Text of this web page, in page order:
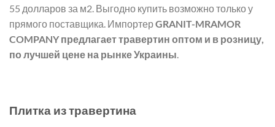
55 долларов за м2. Выгодно купить возможно только у
прямого поставщика. ИмпортерGRANIT-MRAMOR
COMPANY предлагает травертин оптом и в розницу,
по лучшей цене на рынке Украины.
Плитка из травертина